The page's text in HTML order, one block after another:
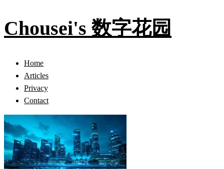
Chousei's 数字花园
Home
Articles
Privacy
Contact